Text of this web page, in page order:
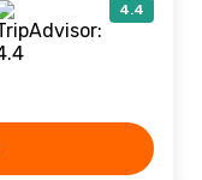
4.4